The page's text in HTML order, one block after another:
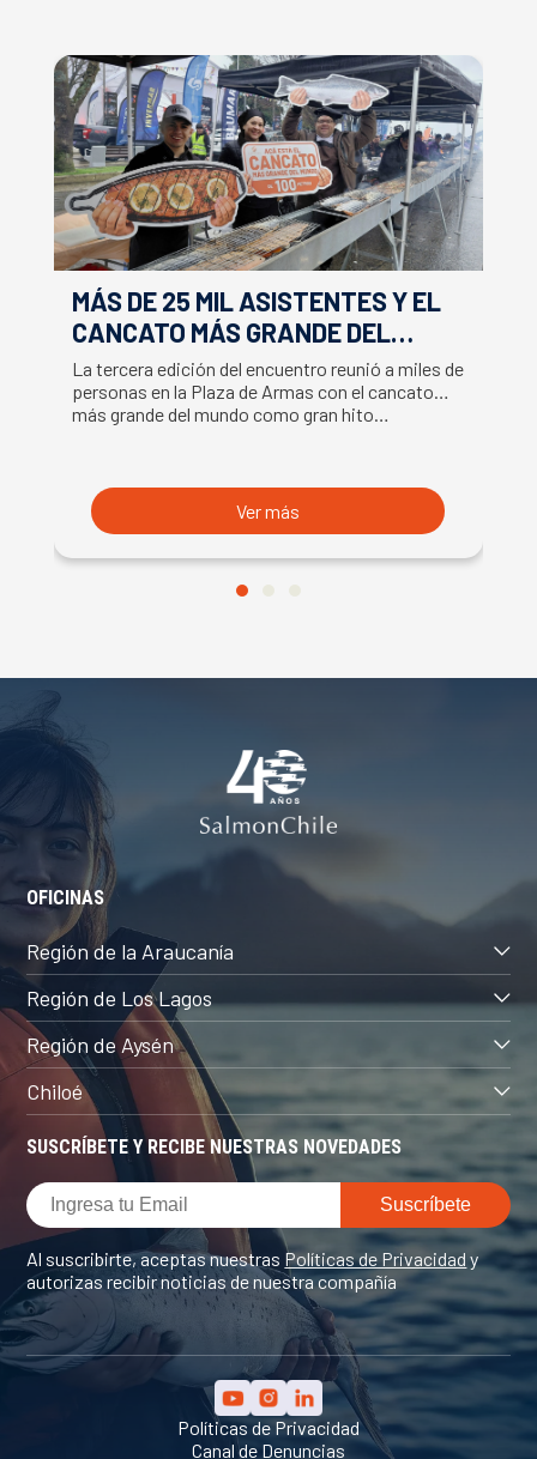
MÁS DE 25 MIL ASISTENTES Y EL
CANCATO MÁS GRANDE DEL
MUNDO MARCAN EXITOSO CIERRE
DE LA SEMANA DEL SALMÓN
La tercera edición del encuentro reunió a miles de
personas en la Plaza de Armas con el cancato
más grande del mundo como gran hito…
Ver más
SUSCRÍBETE Y RECIBE NUESTRAS NOVEDADES
Al suscribirte, aceptas nuestras Políticas de Privacidady
autorizas recibir noticias de nuestra compañía
OFICINAS
Región de la Araucanía
Región de Los Lagos
Región de Aysén
Chiloé
Políticas de Privacidad
Canal de Denuncias